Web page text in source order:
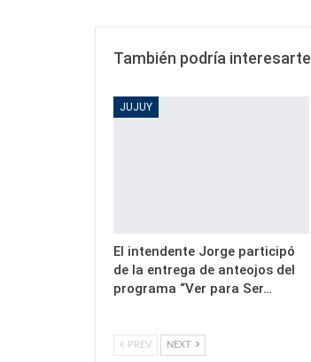
También podría interesarte
JUJUY
El intendente Jorge participó
de la entrega de anteojos del
programa “Ver para Ser…
PREV NEXT